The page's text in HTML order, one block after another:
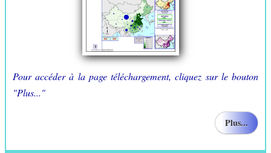
Pour accéder à la page téléchargement, cliquez sur le bouton
"Plus..."
Plus...